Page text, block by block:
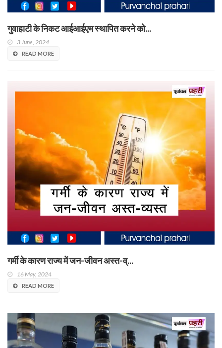
गुवाहाटी के निकट आईआईएम स्थापित करने को...
3 June, 2024
READ MORE
गर्मी के कारण राज्य में जन-जीवन अस्त-व्...
16 May, 2024
READ MORE